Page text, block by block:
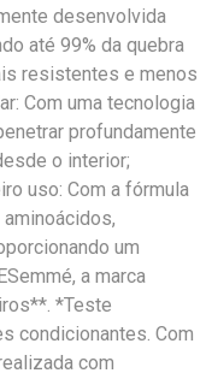
desenvolvida
até 99% da quebra
resistentes e menos
Com uma tecnologia
profundamente
o interior;
uso: Com a fórmula
um
a marca
*Teste
condicionantes. Com
com